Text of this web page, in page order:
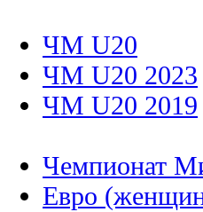
ЧМ U20
ЧМ U20 2023
ЧМ U20 2019
Чемпионат
Евро